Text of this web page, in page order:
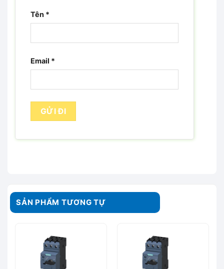
Tên *
Email *
SẢN PHẨM TƯƠNG TỰ